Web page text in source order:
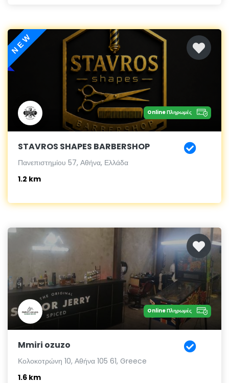
NEW
Online Πληρωμές
STAVROS SHAPES BARBERSHOP
Πανεπιστημίου 57, Αθήνα, Ελλάδα
1.2 km
Online Πληρωμές
Mmiri ozuzo
Κολοκοτρώνη 10, Αθήνα 105 61, Greece
1.6 km